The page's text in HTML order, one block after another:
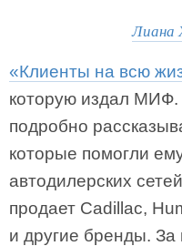
Лиана
«Клиенты на всю
которую издал
подробно
которые помогли
автодилерских
продает Cadillac,
и другие бренды.